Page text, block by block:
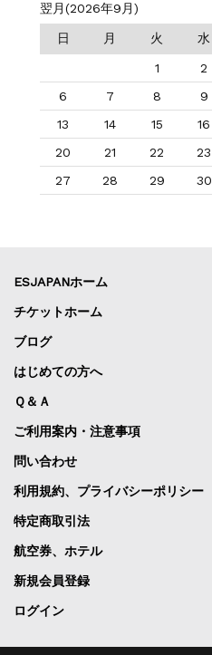
翌月(2026年9月)
日 月 火 水
1 2
6
7 8 9
13
14 15 16
20
21 22 23
27
28 29 30
ESJAPANホーム
チケットホーム
ブログ
はじめての方へ
Ｑ＆Ａ
ご利用案内・注意事項
問い合わせ
利用規約、プライバシーポリシー
特定商取引法
航空券、ホテル
新規会員登録
ログイン